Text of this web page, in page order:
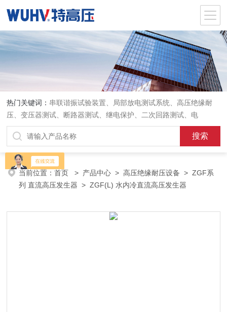
热门关键词： 串联谐振试验装置、局部放电测试系统、高压绝缘耐
压、变压器测试、断路器测试、继电保护、二次回路测试、电
当前位置：首页 > 产品中心 >高压绝缘耐压设备 >ZGF系
列 直流高压发生器 > ZGF(L) 水内冷直流高压发生器